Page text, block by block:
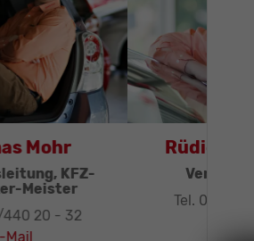
Thomas Mohr
Geschäftsleitung, KFZ-
Techniker-Meister
Tel. 0821/440 20 - 32